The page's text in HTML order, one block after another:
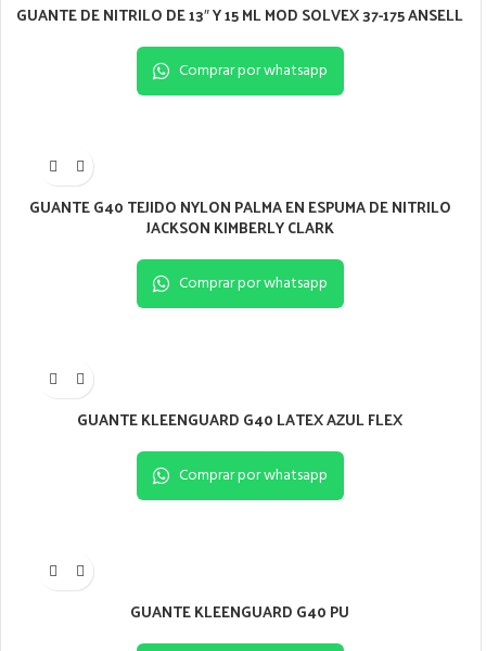
GUANTE DE NITRILO DE 13″ Y 15 ML MOD SOLVEX 37-175 ANSELL
Comprar por whatsapp
GUANTE G40 TEJIDO NYLON PALMA EN ESPUMA DE NITRILO
JACKSON KIMBERLY CLARK
Comprar por whatsapp
GUANTE KLEENGUARD G40 LATEX AZUL FLEX
Comprar por whatsapp
GUANTE KLEENGUARD G40 PU